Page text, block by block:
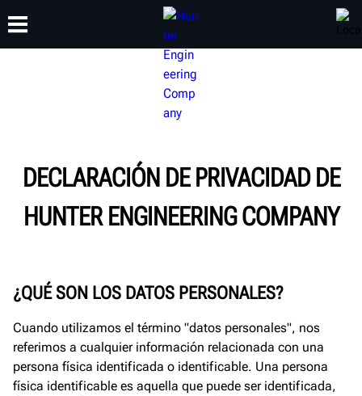
CAPACITACIÓN
DECLARACIÓN DE PRIVACIDAD DE
HUNTER ENGINEERING COMPANY
¿QUÉ SON LOS DATOS PERSONALES?
Cuando utilizamos el término "datos personales", nos
referimos a cualquier información relacionada con una
persona física identificada o identificable. Una persona
física identificable es aquella que puede ser identificada,